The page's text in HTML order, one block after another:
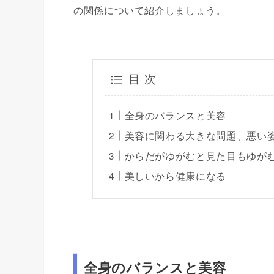
の関係について紹介しましょう。
目 次
全身のバランスと美容
美容に関わる大きな問題、悪い
からだがゆがむと見た目もゆが
美しいから健康になる
全身のバランスと美容